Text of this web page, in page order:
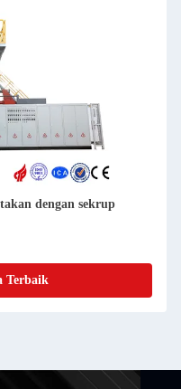
dengan sekrup
Terbaik